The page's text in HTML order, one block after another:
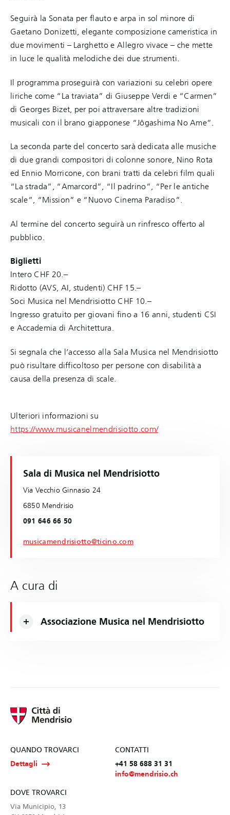
Seguirà la Sonata per flauto e arpa in sol minore di
Gaetano Donizetti, elegante composizione cameristica in
due movimenti – Larghetto e Allegro vivace – che mette
in luce le qualità melodiche dei due strumenti.
Il programma proseguirà con variazioni su celebri opere
liriche come “La traviata” di Giuseppe Verdi e “Carmen”
di Georges Bizet, per poi attraversare altre tradizioni
musicali con il brano giapponese “Jôgashima No Ame”.
La seconda parte del concerto sarà dedicata alle musiche
di due grandi compositori di colonne sonore, Nino Rota
ed Ennio Morricone, con brani tratti da celebri film quali
“La strada”, “Amarcord”, “Il padrino”, “Per le antiche
scale”, “Mission” e “Nuovo Cinema Paradiso”.
Al termine del concerto seguirà un rinfresco offerto al
pubblico.
Biglietti
Intero CHF 20.–
Ridotto (AVS, AI, studenti) CHF 15.–
Soci Musica nel Mendrisiotto CHF 10.–
Ingresso gratuito per giovani fino a 16 anni, studenti CSI
e Accademia di Architettura.
Si segnala che l’accesso alla Sala Musica nel Mendrisiotto
può risultare difficoltoso per persone con disabilità a
causa della presenza di scale.
Ulteriori informazioni su
https://www.musicanelmendrisiotto.com/
Sala di Musica nel Mendrisiotto
Via Vecchio Ginnasio 24
6850 Mendrisio
091 646 66 50
musicamendrisiotto@ticino.com
A cura di
Associazione Musica nel Mendrisiotto
QUANDO TROVARCI
Dettagli
CONTATTI
+41 58 688 31 31
info@mendrisio.ch
DOVE TROVARCI
Via Municipio, 13